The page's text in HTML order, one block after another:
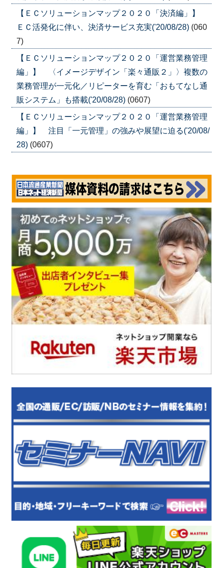
【ＥＣソリューションマップ２０２０「決済編」】
ＥＣ活発化に伴い、決済サービス充実('20/08/28) (060
7)
【ＥＣソリューションマップ２０２０「運営業務管理
編」】 〈イメージデザイン「楽々通販２」〉複数の
業務管理が一元化／リピーターを育む「おもてなし通
販システム」も搭載('20/08/28) (0607)
【ＥＣソリューションマップ２０２０「運営業務管理
編」】 注目「一元管理」の強みや展望に迫る('20/08/
28) (0607)